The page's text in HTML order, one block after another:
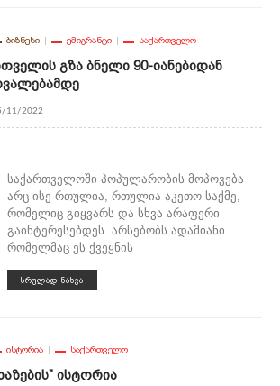
ᲑᲘᲖᲜᲔᲡᲘ ᲔᲛᲘᲒᲠᲐᲜᲢᲘ ᲡᲐᲥᲐᲠᲗᲕᲔᲚᲝ
Გზა Ბნელი 90-Იანებიდან
11/2022
საქართველოში პოპულარობის მოპოვება
არც ისე რთულია, რთულია აკეთო საქმე,
რომელიც გიყვარს და სხვა არაფერი
გაინტერესებდეს. არსებობს ადამიანი
რომელმაც ეს ქვეყნის
ᲡᲠᲣᲚᲐᲓ ᲜᲐᲮᲕᲐ
ᲘᲡᲢᲝᲠᲘᲐ ᲡᲐᲥᲐᲠᲗᲕᲔᲚᲝ
Ისტორია